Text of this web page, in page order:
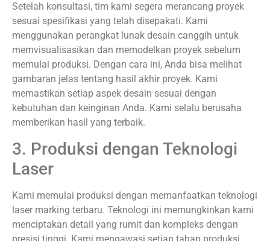
Setelah konsultasi, tim kami segera merancang proyek
sesuai spesifikasi yang telah disepakati. Kami
menggunakan perangkat lunak desain canggih untuk
memvisualisasikan dan memodelkan proyek sebelum
memulai produksi. Dengan cara ini, Anda bisa melihat
gambaran jelas tentang hasil akhir proyek. Kami
memastikan setiap aspek desain sesuai dengan
kebutuhan dan keinginan Anda. Kami selalu berusaha
memberikan hasil yang terbaik.
3. Produksi dengan Teknologi
Laser
Kami memulai produksi dengan memanfaatkan teknologi
laser marking terbaru. Teknologi ini memungkinkan kami
menciptakan detail yang rumit dan kompleks dengan
presisi tinggi. Kami mengawasi setiap tahap produksi